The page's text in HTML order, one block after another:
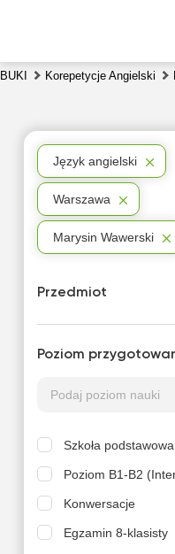
BUKI Korepetycje Angielski
Język angielski
Warszawa
Marysin Wawerski
Przedmiot
Poziom
Szkoła
Poziom B1-B2
Konwersacje
Egzamin 8-klasisty